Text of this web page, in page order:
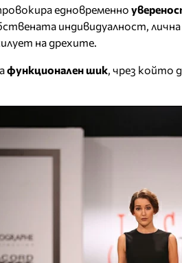
едновременно
индивидуалност,
на дрехите.
функционален шик , чрез който